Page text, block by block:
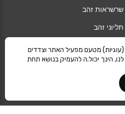
שרשראות זהב
תליוני זהב
גיפט קארד
מגזין
Vogue
מטעם מפעיל האתר וצדדים
לנו, הינך יכול.ה להעמיק בנושא תחת